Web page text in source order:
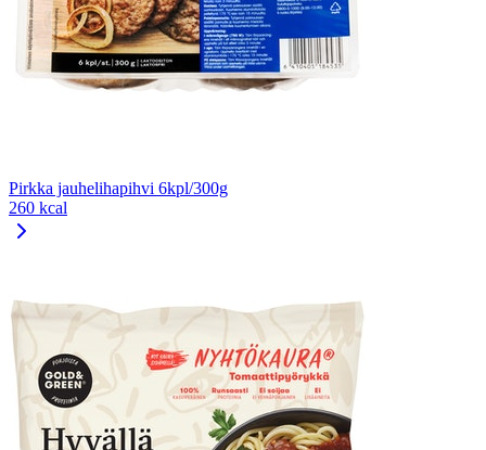
Pirkka jauhelihapihvi 6kpl/300g
260 kcal